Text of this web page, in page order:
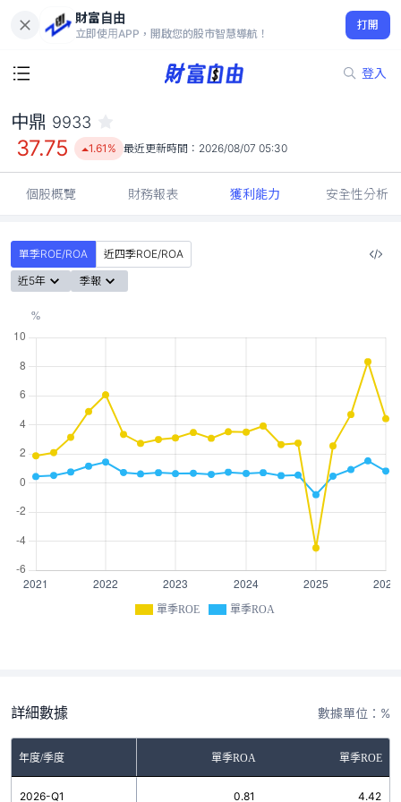
財富自由
立即使用APP，開啟您的股市智慧導航！
打開
登入
37.75
1.61%
中鼎 9933
37.75 1.61% 最近更新時間： 2026/08/07 05:30
個股概覽 財務報表 獲利能力 安全性分析
單季ROE/ROA
近四季ROE/ROA
近5年
季報
單季ROE 單季ROA
詳細數據 數據單位：%
年度/季度 單季ROA 單季ROE
2026-Q1 0.81 4.42